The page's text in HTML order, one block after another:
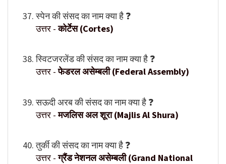
स्पेन की संसद का नाम क्या है ❓
उत्तर -कोर्टेस (Cortes)
स्विटजरलेंड की संसद का नाम क्या है ❓
उत्तर -फेडरल असेम्बली (Federal Assembly)
सऊदी अरब की संसद का नाम क्या है ❓
उत्तर -मजलिस अल शूरा (Majlis Al Shura)
तुर्की की संसद का नाम क्या है ❓
उत्तर -ग्रैंड नेशनल असेम्बली (Grand National